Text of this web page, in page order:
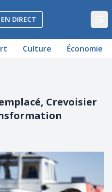
Vaud et Fribourg
EN DIRECT
Culture Économie
Crevoisier